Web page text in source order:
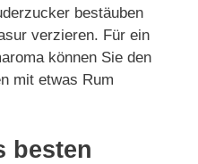
bestäuben
verzieren. Für ein
können Sie den
mit etwas Rum
besten